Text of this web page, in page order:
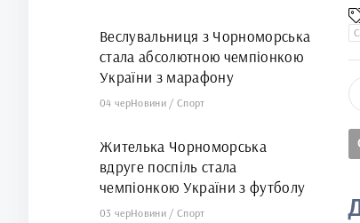
Веслувальниця з Чорноморська
стала абсолютною чемпіонкою
України з марафону
04 черНовини /Спорт
Жителька Чорноморська
вдруге поспіль стала
чемпіонкою України з футболу
03 черНовини /Спорт